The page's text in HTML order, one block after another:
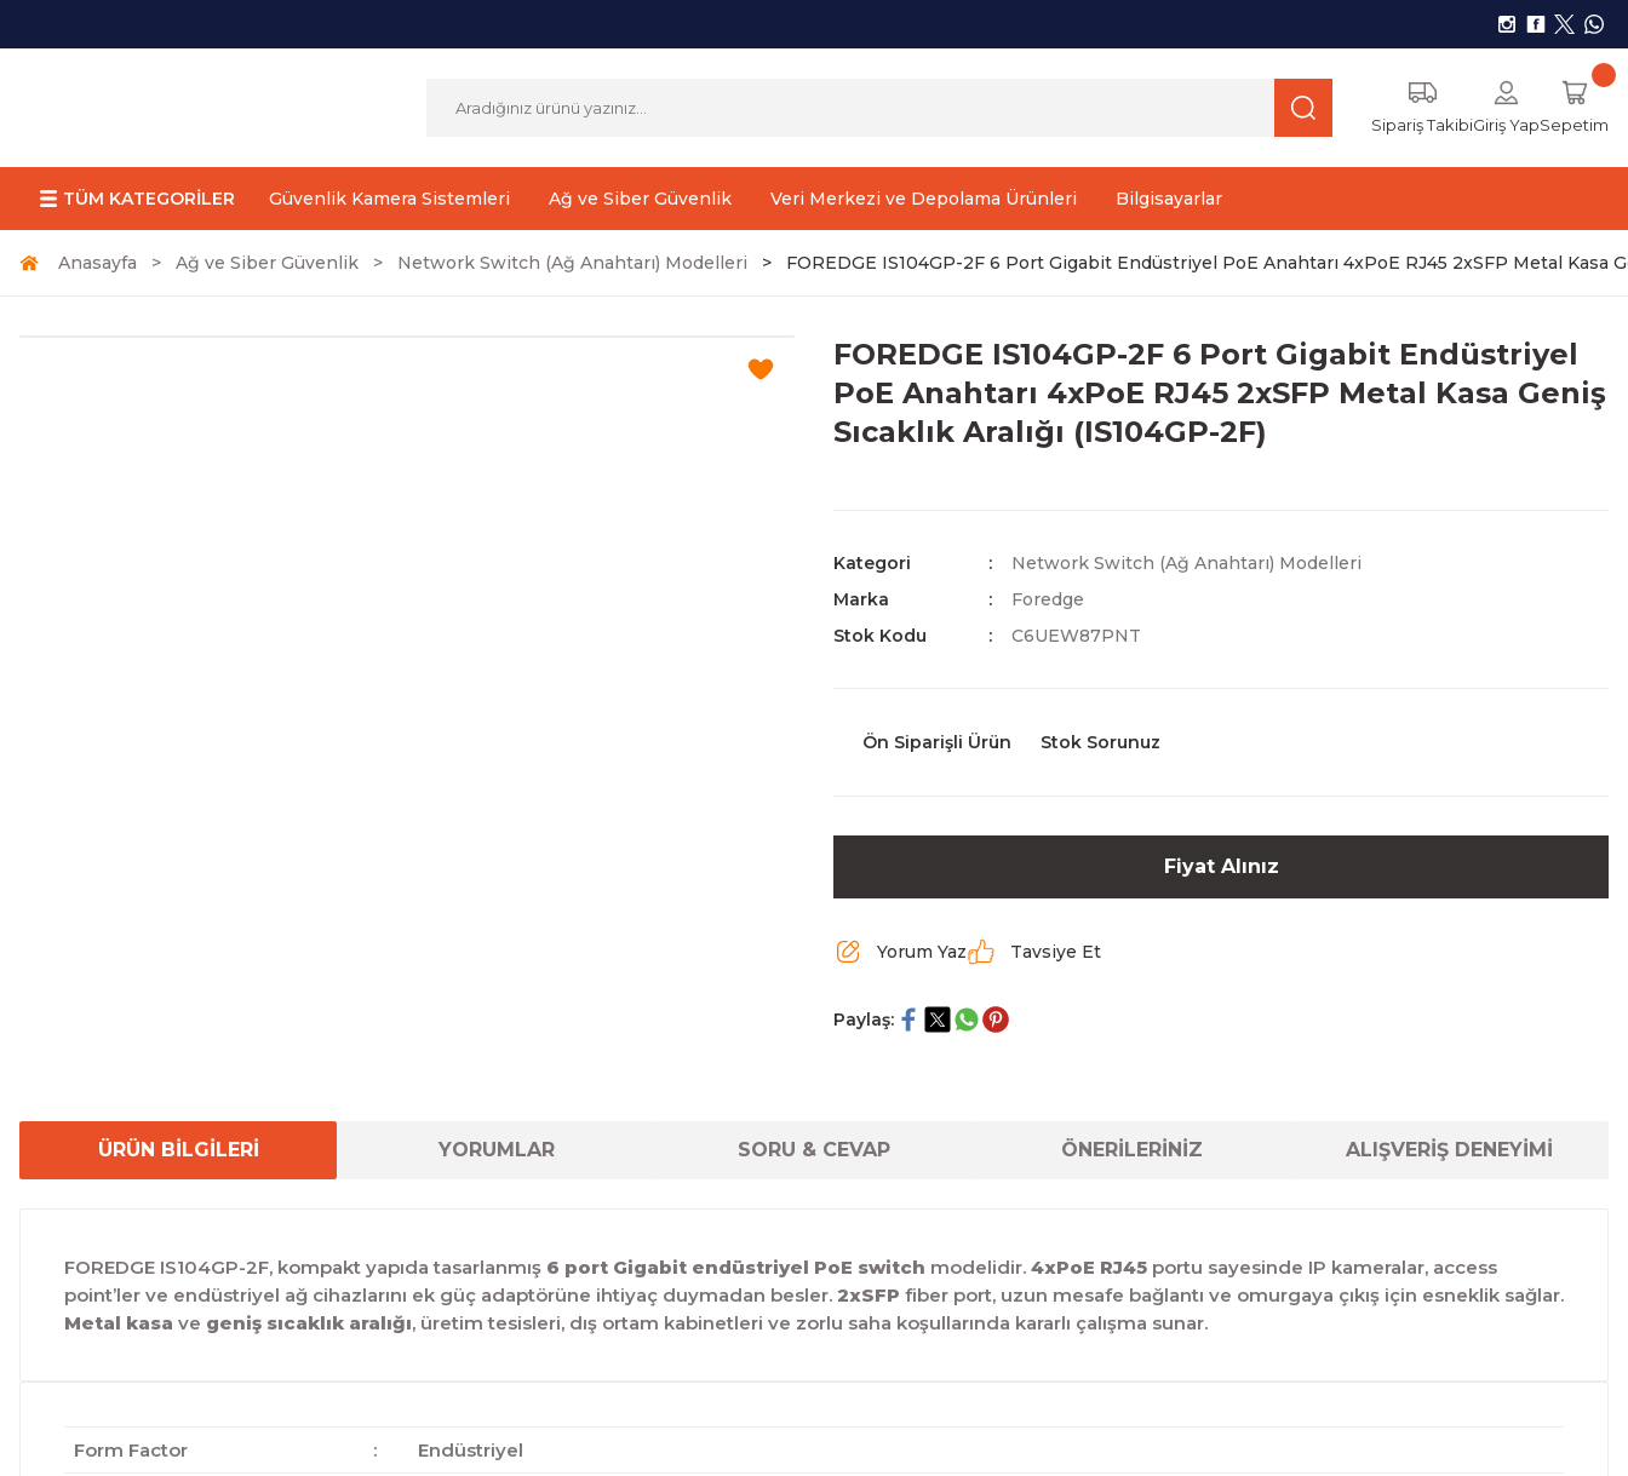
Sipariş TakibiGiriş YapSepetim
TÜM KATEGORİLER Güvenlik Kamera Sistemleri Ağ ve Siber Güvenlik Veri Merkezi ve Depolama Ürünleri Bilgisayarlar
Anasayfa Ağ ve Siber Güvenlik Network Switch (Ağ Anahtarı) Modelleri FOREDGE IS104GP-2F 6 Port Gigabit Endüstriyel PoE Anahtarı 4xPoE RJ45 2xSFP Metal Kasa
FOREDGE IS104GP-2F 6 Port Gigabit Endüstriyel
PoE Anahtarı 4xPoE RJ45 2xSFP Metal Kasa Geniş
Sıcaklık Aralığı (IS104GP-2F)
Kategori
Network Switch (Ağ Anahtarı) Modelleri
Marka
Foredge
Stok Kodu
C6UEW87PNT
Ön Siparişli Ürün Stok Sorunuz
Fiyat Alınız
Yorum Yaz Tavsiye Et
Paylaş:
ÜRÜN BİLGİLERİ YORUMLAR SORU & CEVAP ÖNERİLERİNİZ ALIŞVERİŞ DENEYİMİ
FOREDGE IS104GP-2F, kompakt yapıda tasarlanmış 6 port Gigabit endüstriyel PoE switch modelidir. 4xPoE RJ45 portu sayesinde IP kameralar, access
point’ler ve endüstriyel ağ cihazlarını ek güç adaptörüne ihtiyaç duymadan besler. 2xSFP fiber port, uzun mesafe bağlantı ve omurgaya çıkış için esneklik sağlar.
Metal kasa ve geniş sıcaklık aralığı, üretim tesisleri, dış ortam kabinetleri ve zorlu saha koşullarında kararlı çalışma sunar.
Form Factor :
Endüstriyel